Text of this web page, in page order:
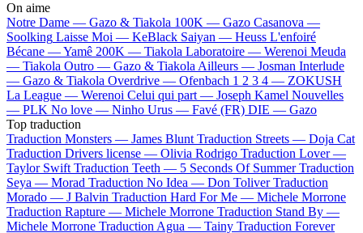
On aime
Notre Dame — Gazo & Tiakola 100K — Gazo Casanova —
Soolking Laisse Moi — KeBlack Saiyan — Heuss L'enfoiré
Bécane —Yamê 200K — Tiakola Laboratoire — Werenoi Meuda
— Tiakola Outro — Gazo & TiakolaAilleurs — Josman Interlude
— Gazo & Tiakola Overdrive — Ofenbach 1 2 3 4 — ZOKUSH
La League — Werenoi Celui qui part — Joseph Kamel Nouvelles
— PLK No love — Ninho Urus — Favé (FR) DIE — Gazo
Top traduction
Traduction Monsters — James Blunt Traduction Streets — Doja Cat
Traduction Drivers license — Olivia Rodrigo Traduction Lover —
Taylor Swift Traduction Teeth — 5 Seconds Of Summer Traduction
Seya — Morad Traduction No Idea — Don Toliver Traduction
Morado — J Balvin Traduction Hard For Me — Michele Morrone
Traduction Rapture — Michele Morrone Traduction Stand By —
Michele Morrone Traduction Agua — Tainy Traduction Forever